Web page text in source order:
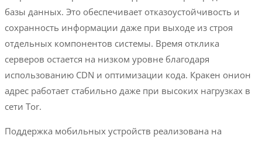
базы данных. Это обеспечивает отказоустойчивость и
сохранность информации даже при выходе из строя
отдельных компонентов системы. Время отклика
серверов остается на низком уровне благодаря
использованию CDN и оптимизации кода. Кракен онион
адрес работает стабильно даже при высоких нагрузках в
сети Tor.
Поддержка мобильных устройств реализована на